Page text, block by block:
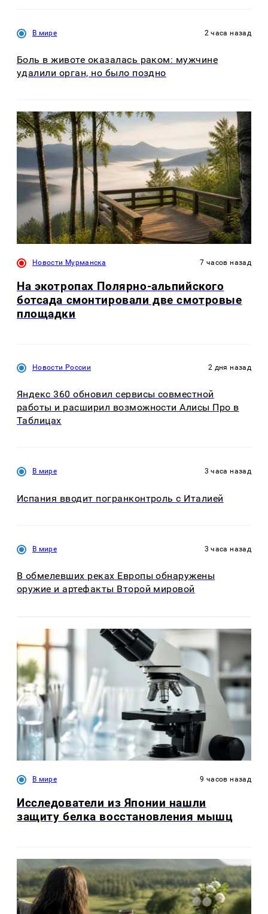
В мире 2 часа назад
Боль в животе оказалась раком: мужчине
удалили орган, но было поздно
Новости Мурманска 7 часов назад
На экотропах Полярно-альпийского
ботсада смонтировали две смотровые
площадки
Новости России 2 дня назад
Яндекс 360 обновил сервисы совместной
работы и расширил возможности Алисы Про в
Таблицах
В мире 3 часа назад
Испания вводит погранконтроль с Италией
В мире 3 часа назад
В обмелевших реках Европы обнаружены
оружие и артефакты Второй мировой
В мире 9 часов назад
Исследователи из Японии нашли
защиту белка восстановления мышц